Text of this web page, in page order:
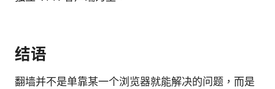
结语
翻墙并不是单靠某一个浏览器就能解决的问题，而是